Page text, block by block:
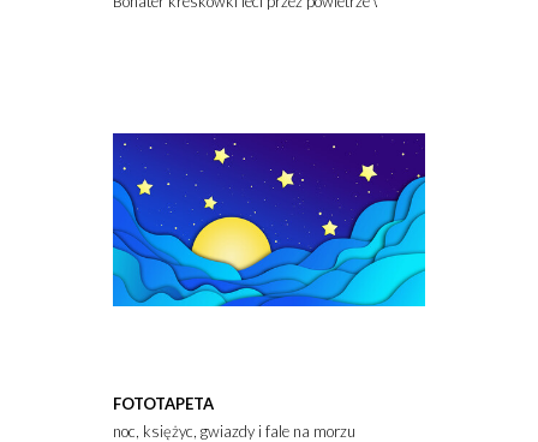
FOTOTAPETA
noc, księżyc, gwiazdy i fale na morzu